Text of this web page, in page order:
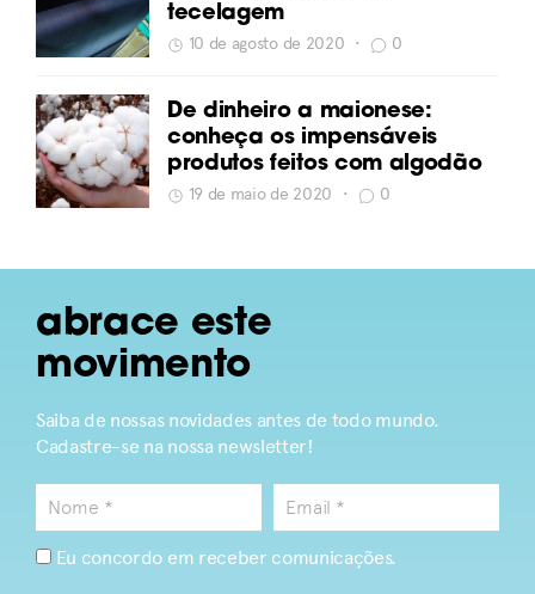
tecelagem
10 de agosto de 2020 • 0
De dinheiro a maionese:
conheça os impensáveis
produtos feitos com algodão
19 de maio de 2020 • 0
abrace este
movimento
Saiba de nossas novidades antes de todo mundo.
Cadastre-se na nossa newsletter!
Eu concordo em receber comunicações.